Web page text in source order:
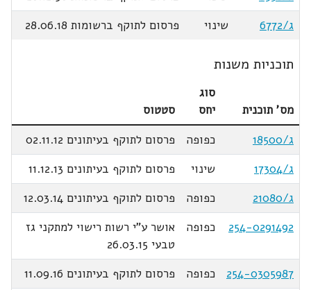
ג/6772
שינוי פרסום לתוקף ברשומות 28.06.18
תוכניות משנות
מס' תוכנית
סוג
יחס
סטטוס
ג/18500
כפופה
פרסום לתוקף בעיתונים 02.11.12
ג/17304
שינוי
פרסום לתוקף בעיתונים 11.12.13
ג/21080
כפופה
פרסום לתוקף בעיתונים 12.03.14
254-0291492
כפופה
אושר ע"י רשות רישוי למתקני גז
טבעי 26.03.15
254-0305987
כפופה
פרסום לתוקף בעיתונים 11.09.16